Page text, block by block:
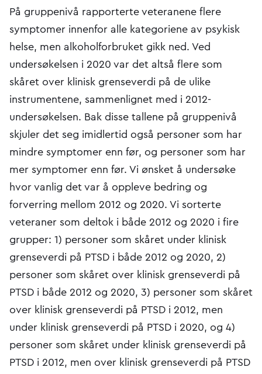
På gruppenivå rapporterte veteranene flere
symptomer innenfor alle kategoriene av psykisk
helse, men alkoholforbruket gikk ned. Ved
undersøkelsen i 2020 var det altså flere som
skåret over klinisk grenseverdi på de ulike
instrumentene, sammenlignet med i 2012-
undersøkelsen. Bak disse tallene på gruppenivå
skjuler det seg imidlertid også personer som har
mindre symptomer enn før, og personer som har
mer symptomer enn før. Vi ønsket å undersøke
hvor vanlig det var å oppleve bedring og
forverring mellom 2012 og 2020. Vi sorterte
veteraner som deltok i både 2012 og 2020 i fire
grupper: 1) personer som skåret under klinisk
grenseverdi på PTSD i både 2012 og 2020, 2)
personer som skåret over klinisk grenseverdi på
PTSD i både 2012 og 2020, 3) personer som skåret
over klinisk grenseverdi på PTSD i 2012, men
under klinisk grenseverdi på PTSD i 2020, og 4)
personer som skåret under klinisk grenseverdi på
PTSD i 2012, men over klinisk grenseverdi på PTSD